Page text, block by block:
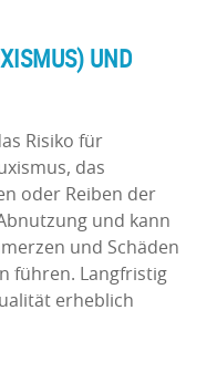
UND
Risiko für
das
oder Reiben der
und kann
und Schäden
führen. Langfristig
erheblich